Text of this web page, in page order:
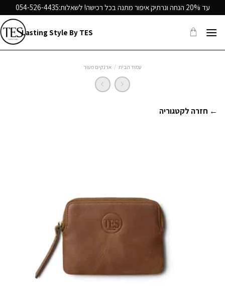
to
content
עד 20% הנחה ונרתיק איפור מתנה בכל רכישה! לשאלות: 054-526-4435
Lasting Style By TES
עמוד הבית / ארנקים מעור
← חזרה לקטגוריה